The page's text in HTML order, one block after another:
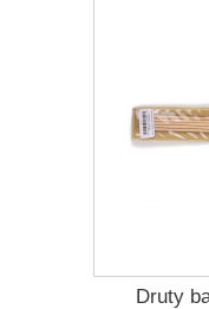
Druty